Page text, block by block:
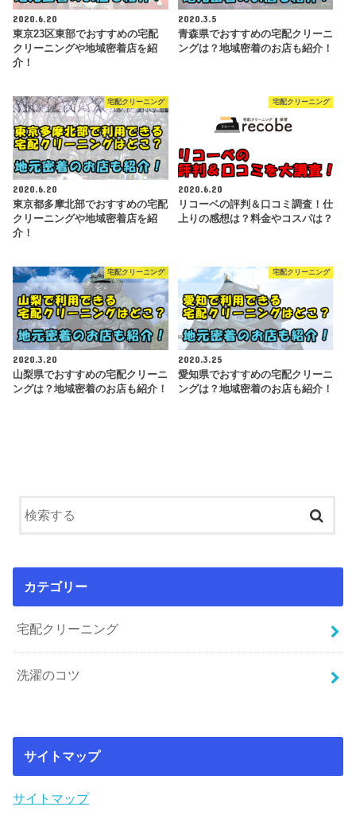
2020.6.20
東京23区東部でおすすめの宅配
クリーニングや地域密着店を紹
介！
2020.3.5
青森県でおすすめの宅配クリーニ
ングは？地域密着のお店も紹介！
宅配クリーニング
2020.6.20
東京都多摩北部でおすすめの宅配
クリーニングや地域密着店を紹
介！
宅配クリーニング
2020.6.20
リコーベの評判＆口コミ調査！仕
上りの感想は？料金やコスパは？
宅配クリーニング
2020.3.20
山梨県でおすすめの宅配クリーニ
ングは？地域密着のお店も紹介！
宅配クリーニング
2020.3.25
愛知県でおすすめの宅配クリーニ
ングは？地域密着のお店も紹介！
カテゴリー
宅配クリーニング
洗濯のコツ
サイトマップ
サイトマップ